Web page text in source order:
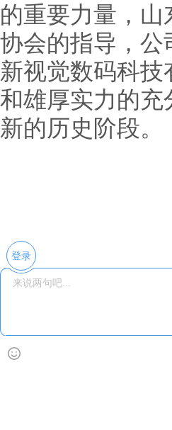
的重要力量，
协会的指导，公
新视觉数码科
和雄厚实力的充
新的历史阶段。
登录